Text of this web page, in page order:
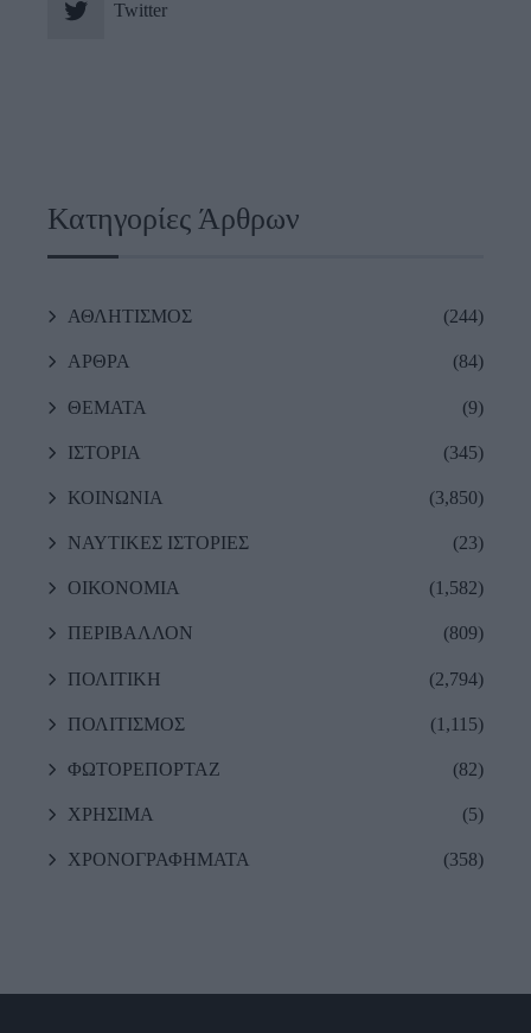
Twitter
Κατηγορίες Άρθρων
ΑΘΛΗΤΙΣΜΟΣ (244)
ΑΡΘΡΑ (84)
ΘΕΜΑΤΑ (9)
ΙΣΤΟΡΙΑ (345)
ΚΟΙΝΩΝΙΑ (3,850)
ΝΑΥΤΙΚΕΣ ΙΣΤΟΡΙΕΣ (23)
ΟΙΚΟΝΟΜΙΑ (1,582)
ΠΕΡΙΒΑΛΛΟΝ (809)
ΠΟΛΙΤΙΚΗ (2,794)
ΠΟΛΙΤΙΣΜΟΣ (1,115)
ΦΩΤΟΡΕΠΟΡΤΑΖ (82)
ΧΡΗΣΙΜΑ (5)
ΧΡΟΝΟΓΡΑΦΗΜΑΤΑ (358)